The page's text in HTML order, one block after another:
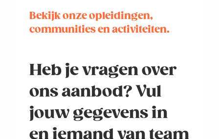
Bekijk onze opleidingen,
communities en activiteiten.
Heb je vragen over
ons aanbod? Vul
jouw gegevens in
en iemand van team